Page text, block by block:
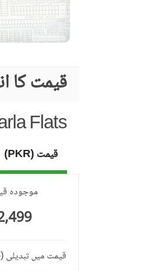
نزدیکی علاقے اور
دوسری خصوصیات
مزید خصوصیات
قیمت کا
Flats
موجودہ
PKR
قیمت میں تبدیلی(Jan 2015 - Jul 2026)
قیمت (PKR)